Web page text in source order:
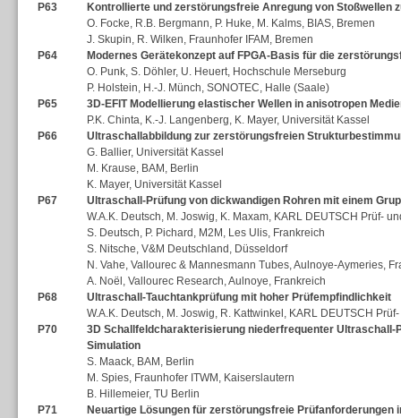
P63
Kontrollierte und zerstörungsfreie Anregung von Stoßwellen
O. Focke, R.B. Bergmann, P. Huke, M. Kalms, BIAS, Bremen
J. Skupin, R. Wilken, Fraunhofer IFAM, Bremen
P64
Modernes Gerätekonzept auf FPGA-Basis für die
O. Punk, S. Döhler, U. Heuert, Hochschule Merseburg
P. Holstein, H.-J. Münch, SONOTEC, Halle (Saale)
P65
3D-EFIT Modellierung elastischer Wellen in anisotropen
P.K. Chinta, K.-J. Langenberg, K. Mayer, Universität Kassel
P66
Ultraschallabbildung zur zerstörungsfreien
G. Ballier, Universität Kassel
M. Krause, BAM, Berlin
K. Mayer, Universität Kassel
P67
Ultraschall-Prüfung von dickwandigen Rohren mit einem
W.A.K. Deutsch, M. Joswig, K. Maxam, KARL DEUTSCH Prüf-
S. Deutsch, P. Pichard, M2M, Les Ulis, Frankreich
S. Nitsche, V&M Deutschland, Düsseldorf
N. Vahe, Vallourec & Mannesmann Tubes, Aulnoye-Aymeries,
A. Noël, Vallourec Research, Aulnoye, Frankreich
P68
Ultraschall-Tauchtankprüfung mit hoher Prüfempfindlichkeit
W.A.K. Deutsch, M. Joswig, R. Kattwinkel, KARL DEUTSCH
P70
3D Schallfeldcharakterisierung niederfrequenter
Simulation
S. Maack, BAM, Berlin
M. Spies, Fraunhofer ITWM, Kaiserslautern
B. Hillemeier, TU Berlin
P71
Neuartige Lösungen für zerstörungsfreie Prüfanforderungen